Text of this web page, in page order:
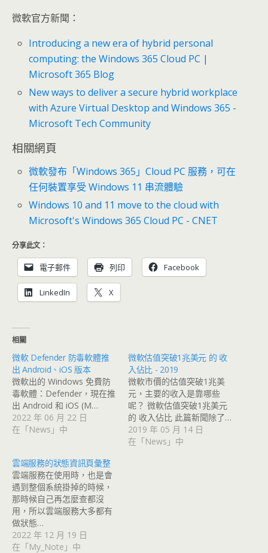
微軟官方新聞：
Introducing a new era of hybrid personal
computing: the Windows 365 Cloud PC |
Microsoft 365 Blog
New ways to deliver a secure hybrid workplace
with Azure Virtual Desktop and Windows 365 -
Microsoft Tech Community
相關網頁
微軟發布「Windows 365」Cloud PC 服務，可在
任何裝置享受 Windows 11 串流體驗
Windows 10 and 11 move to the cloud with
Microsoft's Windows 365 Cloud PC - CNET
分享此文：
電子郵件 列印 Facebook
LinkedIn X
相關
微軟 Defender 防毒軟體推
出 Android、iOS 版本
微軟出的 Windows 免費防
毒軟體：Defender，現在推
出 Android 和 iOS (M…
2022 年 06 月 22 日
在「News」中
微軟估值突破1兆美元 的 收
入佔比 - 2019
微軟市價的估值突破1兆美
元，主要的收入是靠哪些
呢？ 微軟估值突破1兆美元
的 收入佔比 此篇新聞除了…
2019 年 05 月 14 日
在「News」中
雲端服務的狀態資訊頁彙整
雲端服務在使用時，也是會
遇到整個系統掛掉的時候，
那時候自己再怎麼查都沒
用，所以雲端服務大多都有
做狀態…
2022 年 12 月 19 日
在「My_Note」中